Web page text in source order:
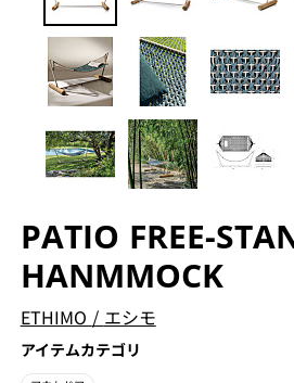
PATIO FREE-
HANMMOCK
ETHIMO / エシモ
アイテムカテゴリ